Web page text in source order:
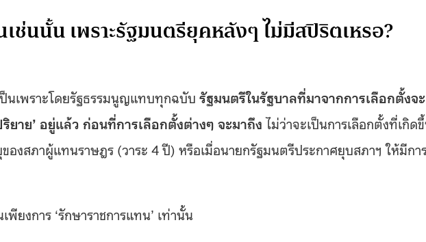
เช่นนั้น เพราะรัฐมนตรียุคหลังๆ ไม่มีสปิริตเหรอ?
ป็นเพราะโดยรัฐธรรมนูญแทบทุกฉบับ รัฐมนตรีในรัฐบาลที่มาจากการเลือกตั้งจะ
ยาย’ อยู่แล้ว ก่อนที่การเลือกตั้งต่างๆ จะมาถึงไม่ว่าจะเป็นการเลือกตั้งที่เกิด
องสภาผู้แทนราษฎร (วาระ 4 ปี) หรือเมื่อนายกรัฐมนตรีประกาศยุบสภาฯ ให้มีกา
ยงการ ‘รักษาราชการแทน’ เท่านั้น